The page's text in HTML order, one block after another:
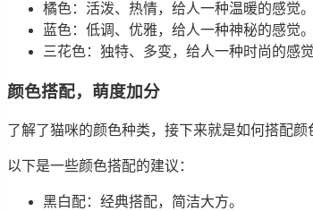
橘色：活泼、热情，给人一种温暖的感觉。
蓝色：低调、优雅，给人一种神秘的感觉。
三花色：独特、多变，给人一种时尚的感觉
颜色搭配，萌度加分
了解了猫咪的颜色种类，接下来就是如何搭配
以下是一些颜色搭配的建议：
黑白配：经典搭配，简洁大方。